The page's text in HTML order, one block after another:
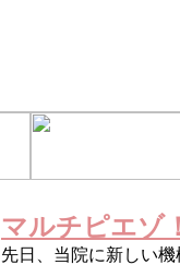
マルチピエゾ
先日、当院に新しい機